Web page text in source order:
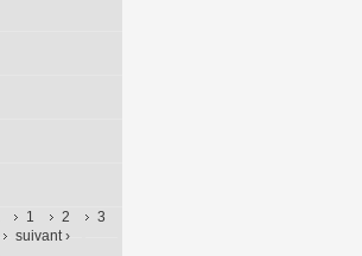
1 2
3
suivant ›